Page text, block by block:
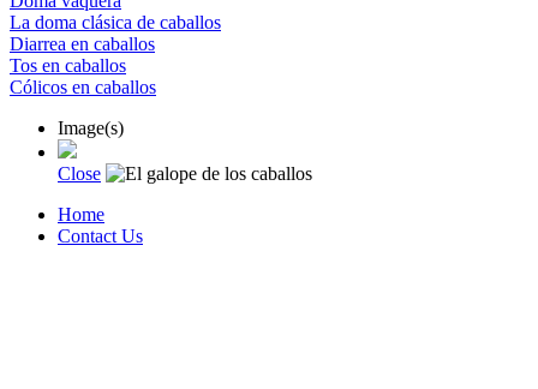
La doma clásica de caballos
Diarrea en caballos
Tos en caballos
Cólicos en caballos
Image(s)
Close
Home
Contact Us